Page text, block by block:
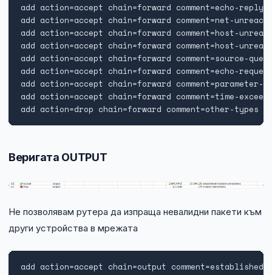
add action=accept chain=forward comment=echo-
add action=accept chain=forward comment=net-
add action=accept chain=forward comment=host-
add action=accept chain=forward comment=host-
add action=accept chain=forward comment=source-
add action=accept chain=forward comment=echo-
add action=accept chain=forward
add action=accept chain=forward comment=time-
add action=drop chain=forward comment=other-types
Веригата OUTPUT
Не позволявам рутера да изпраща невалидни пакети към
други устройства в мрежата
add action=accept chain=output